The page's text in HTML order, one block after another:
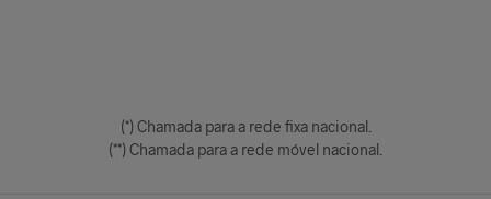
(*) Chamada para a rede fixa nacional.
(**) Chamada para a rede móvel nacional.